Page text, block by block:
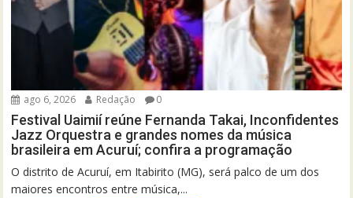
ago 6, 2026 Redação 0
Festival Uaimií reúne Fernanda Takai, Inconfidentes
Jazz Orquestra e grandes nomes da música
brasileira em Acuruí; confira a programação
O distrito de Acuruí, em Itabirito (MG), será palco de um dos
maiores encontros entre música,...